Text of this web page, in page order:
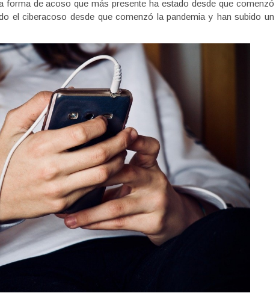
forma de acoso que más presente ha estado desde que comenzó
el ciberacoso desde que comenzó la pandemia y han subido un